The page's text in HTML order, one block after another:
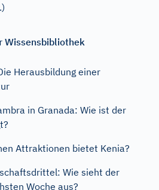
Wissensbibliothek
Herausbildung einer
in Granada: Wie ist der
Attraktionen bietet Kenia?
Wie sieht der
Woche aus?